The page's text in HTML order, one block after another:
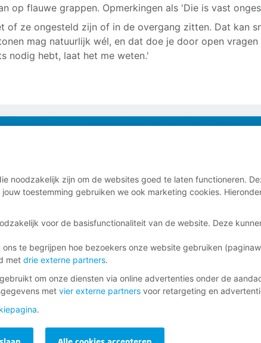
op flauwe grappen. Opmerkingen als 'Die is vast
of ze ongesteld zijn of in de overgang zitten. Dat kan
mag natuurlijk wél, en dat doe je door open
nodig hebt, laat het me weten.'
en lidmaatschap.
buurt
noodzakelijk zijn om de websites goed te laten functioneren.
toestemming gebruiken we ook marketing cookies.
voor de basisfunctionaliteit van de website. Deze
ons te begrijpen hoe bezoekers onze website gebruiken
met drie externe partners.
om onze diensten via online advertenties onder de
met vier externe partnersvoor retargeting en
.